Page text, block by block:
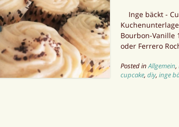
Inge bäckt -
Bourbon-Vanille
oder Ferrero
Posted inAllgemein,
cupcake,diy,inge